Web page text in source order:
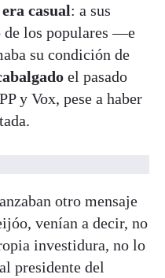
casual: a sus
de los populares —e
su condición de
el pasado
y Vox, pese a haber
otro mensaje
venían a decir, no
investidura, no lo
presidente del